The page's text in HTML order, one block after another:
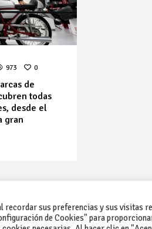
973 0
de
todas
desde el
gran
sus preferencias y sus visitas
de Cookies" para